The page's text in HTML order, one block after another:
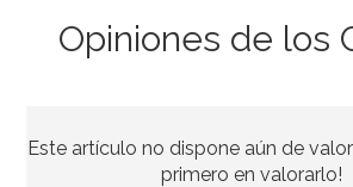
3,49€ 3,35€
Opiniones de los
Este artículo no dispone aún de
primero en valorarlo!